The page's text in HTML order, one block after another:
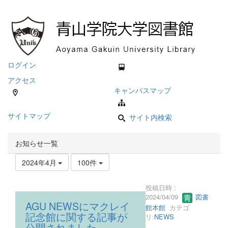
ログイン
アクセス
キャンパスマップ
サイトマップ サイト内検索
お知らせ一覧
2024年4月
100件
AGU NEWSにマクレイ
記念館に関する記事が
投稿日時 :
2024/04/09
図書
館本館 カテゴ
リ:NEWS